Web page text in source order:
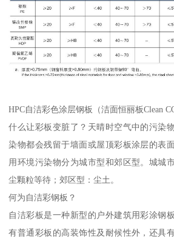
HPC自洁彩色涂层钢板（洁面恒丽板Clean
什么让彩板变脏了？天晴时空气中的污染
染物都会残留于墙面或屋顶彩板涂层的表
用环境污染物分为城市型和郊区型。城城
尘颗粒等待；郊区型：尘土。
何为自洁彩钢板？
自洁彩板是一种新型的户外建筑用彩涂钢
有普通彩板的高装饰性及耐候性外，还具